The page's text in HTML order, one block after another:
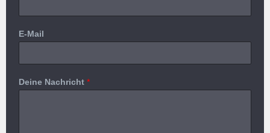
E-Mail
Deine Nachricht *